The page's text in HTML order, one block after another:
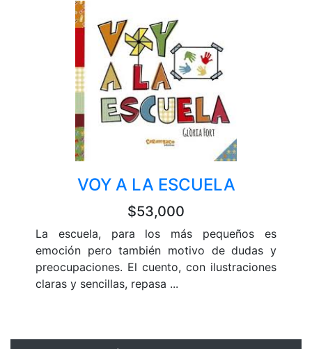
VOY A LA ESCUELA
$53,000
La escuela, para los más pequeños es
emoción pero también motivo de dudas y
preocupaciones. El cuento, con ilustraciones
claras y sencillas, repasa ...